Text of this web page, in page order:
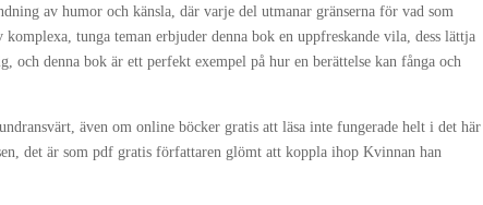
av humor och känsla, där varje del utmanar gränserna för vad som
tunga teman erbjuder denna bok en uppfreskande vila, dess lättja
och denna bok är ett perfekt exempel på hur en berättelse kan fånga och
även om online böcker gratis att läsa inte fungerade helt i det här
det är som pdf gratis författaren glömt att koppla ihop Kvinnan han